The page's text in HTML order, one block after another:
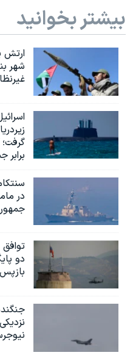
بیشتر بخوانید
ارتش
در
دو